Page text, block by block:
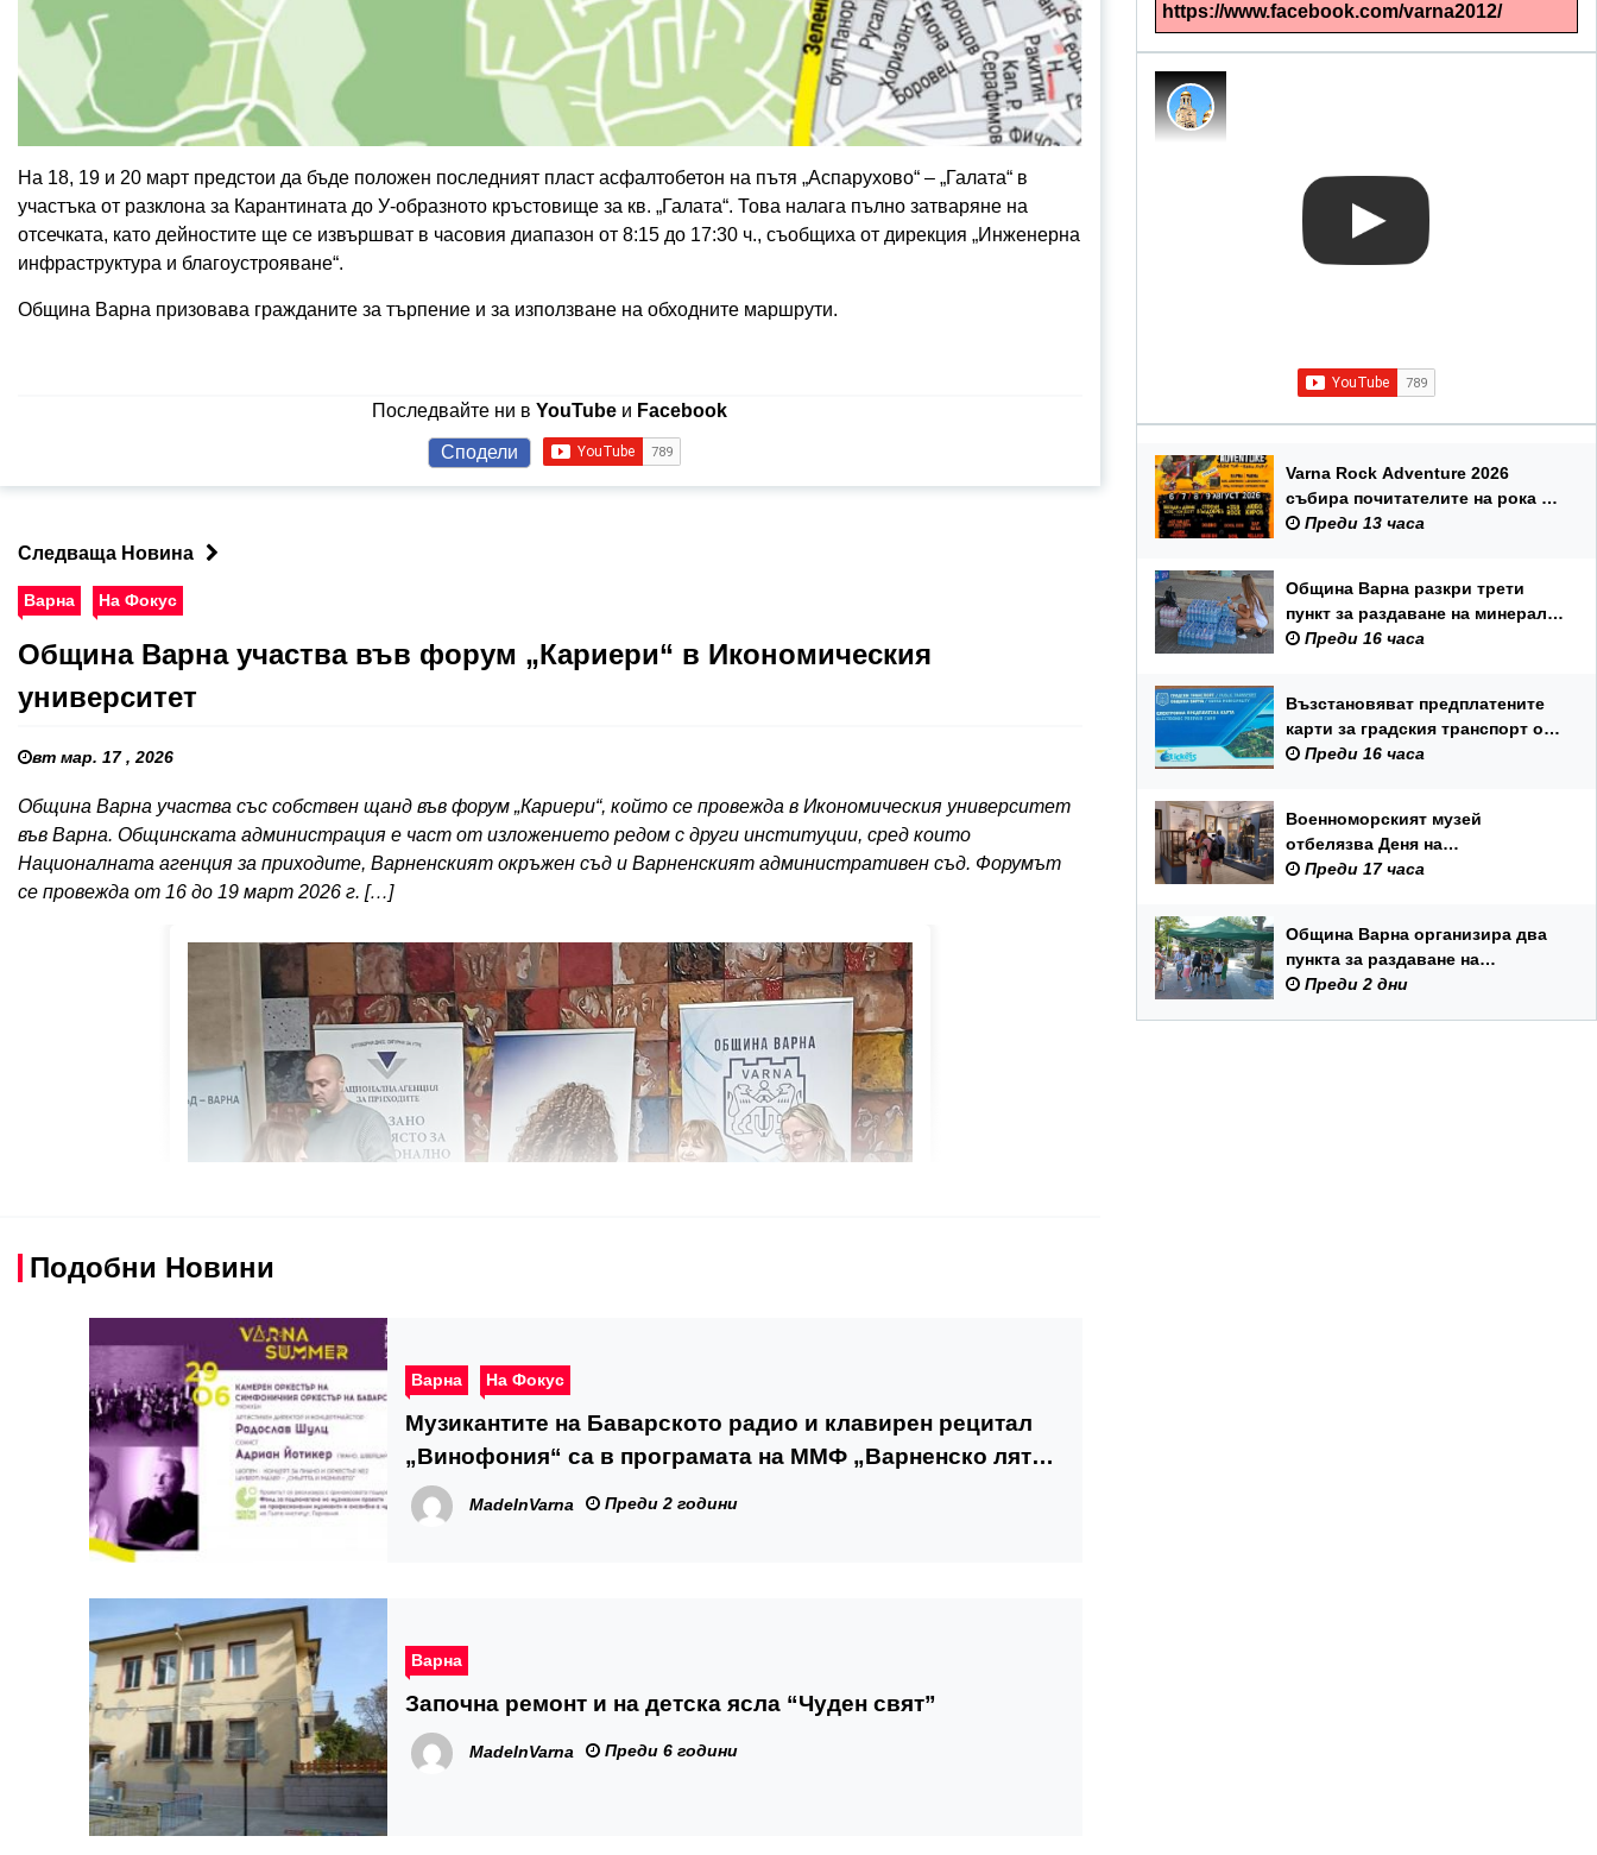
На 18, 19 и 20 март предстои да бъде положен последният пласт асфалтобетон на пътя „Аспарухово“ – „Галата“ в
участъка от разклона за Карантината до У-образното кръстовище за кв. „Галата“. Това налага пълно затваряне на
отсечката, като дейностите ще се извършват в часовия диапазон от 8:15 до 17:30 ч., съобщиха от дирекция „Инженерна
инфраструктура и благоустрояване“.
Община Варна призовава гражданите за търпение и за използване на обходните маршрути.
Последвайте ни вYouTube и Facebook
Сподели
Следваща Новина
Варна На Фокус
Община Варна участва във форум „Кариери“ в Икономическия
университет
вт мар. 17 , 2026
Община Варна участва със собствен щанд във форум „Кариери“, който се провежда в Икономическия университет
във Варна. Общинската администрация е част от изложението редом с други институции, сред които
Националната агенция за приходите, Варненският окръжен съд и Варненският административен съд. Форумът
се провежда от 16 до 19 март 2026 г. […]
Подобни Новини
Варна На Фокус
Музикантите на Баварското радио и клавирен рецитал
„Винофония“ са в програмата на ММФ „Варненско лято“
през уикенда
MadeInVarna Преди 2 години
Варна
Започна ремонт и на детска ясла “Чуден свят”
MadeInVarna Преди 6 години
https://www.facebook.com/varna2012/
Varna Rock Adventure 2026
събира почитателите на рока от
6 до 9 август в Аспарухов парк
Преди 13 часа
Община Варна разкри трети
пункт за раздаване на минерална
вода
Преди 16 часа
Възстановяват предплатените
карти за градския транспорт от 6
август
Преди 16 часа
Военноморският музей
отбелязва Деня на
Военноморските сили с вход
Преди 17 часа
Община Варна организира два
пункта за раздаване на
минерална вода
Преди 2 дни